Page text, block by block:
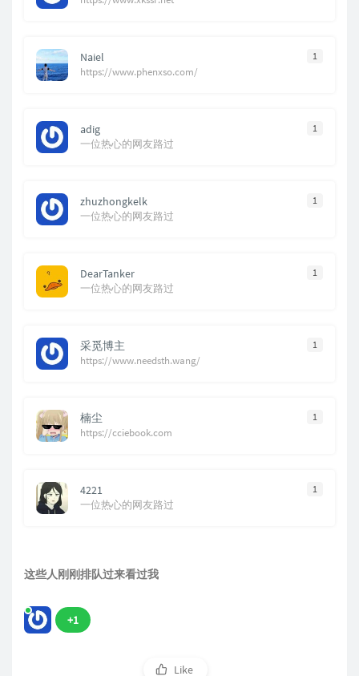
1
Naiel
https://www.phenxso.com/
1
adig
一位热心的网友路过
1
zhuzhongkelk
一位热心的网友路过
1
DearTanker
一位热心的网友路过
1
采觅博主
https://www.needsth.wang/
1
楠尘
https://cciebook.com
1
4221
一位热心的网友路过
这些人刚刚排队过来看过我
+1
Like